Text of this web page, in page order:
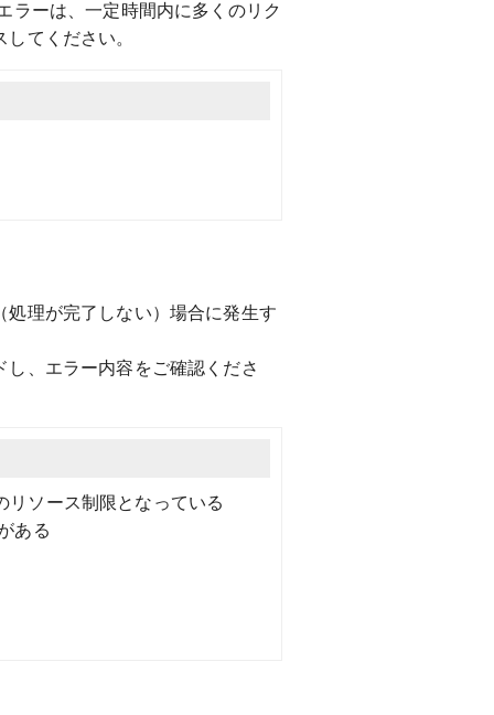
ラーは、一定時間内に多くのリク
てください。
理が完了しない）場合に発生す
、エラー内容をご確認くださ
リソース制限となっている
ある